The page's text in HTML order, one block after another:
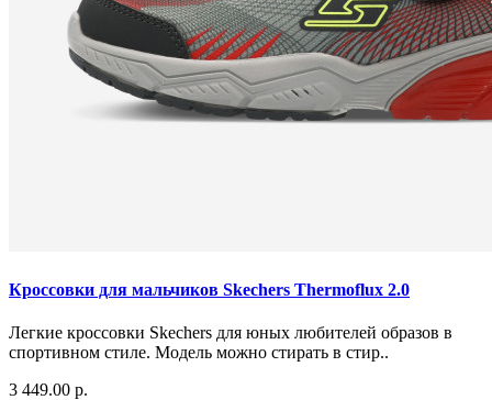
Кроссовки для мальчиков Skechers Thermoflux 2.0
Легкие кроссовки Skechers для юных любителей образов в
спортивном стиле. Модель можно стирать в стир..
3 449.00 р.